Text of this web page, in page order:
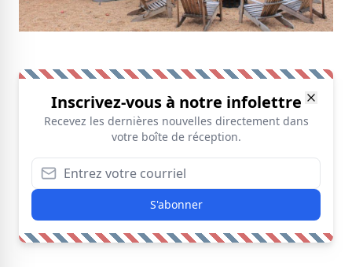
Inscrivez-vous à notre infolettre
Recevez les dernières nouvelles directement dans
votre boîte de réception.
S'abonner